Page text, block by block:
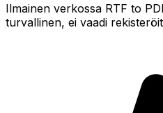
Ilmainen verkossa RTF to
turvallinen, ei vaadi